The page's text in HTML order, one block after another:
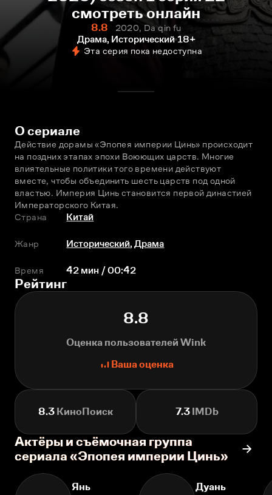
смотреть онлайн
8.8
2020, Da qin fu
Драма, Исторический 18+
Эта серия пока недоступна
О сериале
Действие дорамы «Эпопея империи Цинь» происходит
на поздних этапах эпохи Воюющих царств. Многие
влиятельные политики того времени действуют
вместе, чтобы объединить шесть царств под одной
властью. Империя Цинь становится первой династией
Императорского Китая.
Страна
Китай
Жанр Исторический,Драма
Время 42 мин / 00:42
Рейтинг
8.8
Оценка пользователей Wink
Ваша оценка
8.3КиноПоиск 7.3IMDb
Актёры и съёмочная группа
сериала «Эпопея империи Цинь»
Янь
Дуань